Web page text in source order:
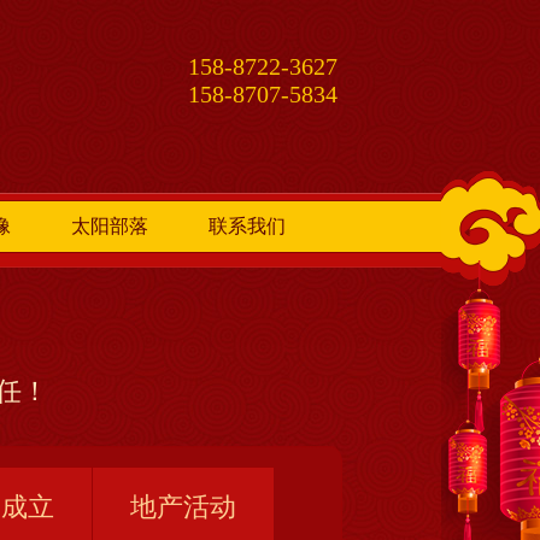
158-8722-3627
158-8707-5834
太阳部落 联系我们
！
立 地产活动